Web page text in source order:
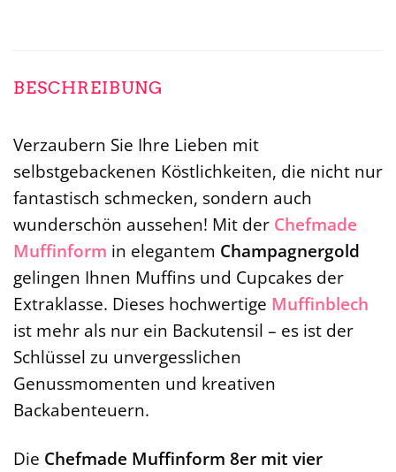
BESCHREIBUNG
Verzaubern Sie Ihre Lieben mit
selbstgebackenen Köstlichkeiten, die nicht nur
fantastisch schmecken, sondern auch
wunderschön aussehen! Mit der Chefmade
Muffinform in elegantem Champagnergold
gelingen Ihnen Muffins und Cupcakes der
Extraklasse. Dieses hochwertige Muffinblech
ist mehr als nur ein Backutensil – es ist der
Schlüssel zu unvergesslichen
Genussmomenten und kreativen
Backabenteuern.
Die Chefmade Muffinform 8er mit vier